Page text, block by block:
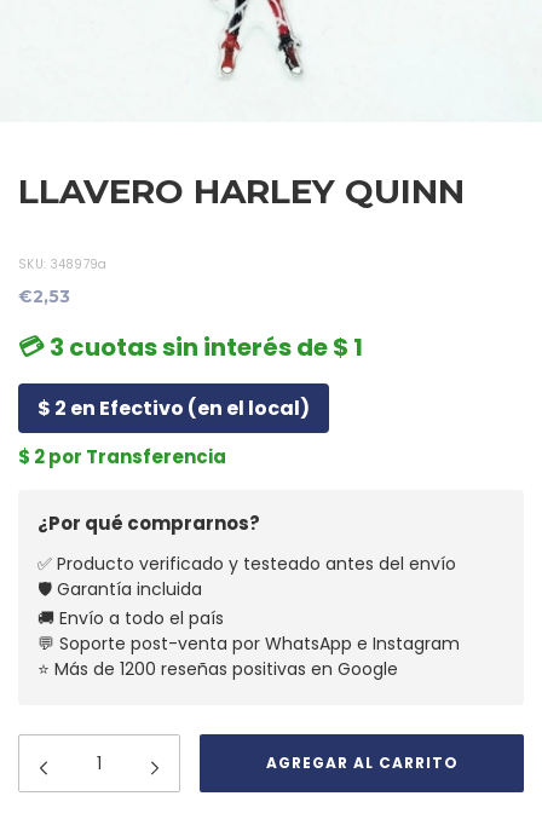
LLAVERO HARLEY QUINN
SKU: 348979a
€2,53
💳 3 cuotas sin interés de $ 1
$ 2 en Efectivo (en el local)
$ 2 por Transferencia
¿Por qué comprarnos?
✅ Producto verificado y testeado antes del envío
🛡️ Garantía incluida
🚚 Envío a todo el país
💬 Soporte post-venta por WhatsApp e Instagram
⭐ Más de 1200 reseñas positivas en Google